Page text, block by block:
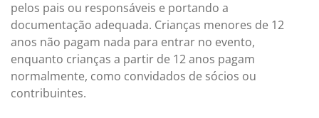
pelos pais ou responsáveis e portando a
documentação adequada. Crianças menores de 12
anos não pagam nada para entrar no evento,
enquanto crianças a partir de 12 anos pagam
normalmente, como convidados de sócios ou
contribuintes.